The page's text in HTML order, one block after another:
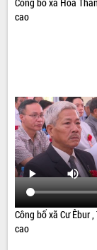
cao
Công bố xã Cư Êbur
cao